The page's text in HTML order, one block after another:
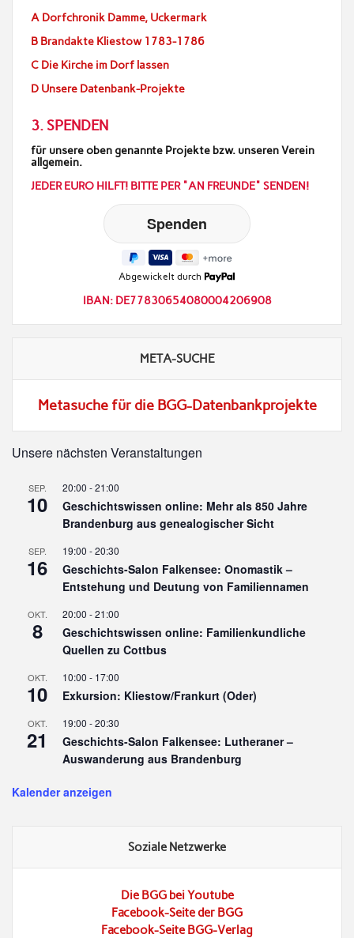
A Dorfchronik Damme, Uckermark
B Brandakte Kliestow 1783-1786
C Die Kirche im Dorf lassen
D Unsere Datenbank-Projekte
3. SPENDEN
für unsere oben genannte Projekte bzw. unseren Verein
allgemein.
JEDER EURO HILFT! BITTE PER "AN FREUNDE" SENDEN!
Abgewickelt durch
IBAN: DE77830654080004206908
META-SUCHE
Metasuche für die BGG-Datenbankprojekte
Unsere nächsten Veranstaltungen
SEP.
10
20:00 -21:00
Geschichtswissen online: Mehr als 850 Jahre
Brandenburg aus genealogischer Sicht
SEP.
16
19:00 -20:30
Geschichts-Salon Falkensee: Onomastik –
Entstehung und Deutung von Familiennamen
OKT.
8
20:00 -21:00
Geschichtswissen online: Familienkundliche
Quellen zu Cottbus
OKT.
10
10:00 - 17:00
Exkursion: Kliestow/Frankurt (Oder)
OKT.
21
19:00 -20:30
Geschichts-Salon Falkensee: Lutheraner –
Auswanderung aus Brandenburg
Kalender anzeigen
Soziale Netzwerke
Die BGG bei Youtube
Facebook-Seite der BGG
Facebook-Seite BGG-Verlag